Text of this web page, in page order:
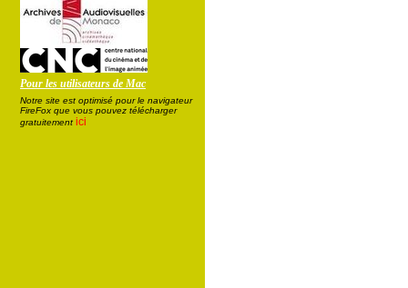
Pour les utilisateurs de Mac
Notre site est optimisé pour le navigateur
FireFox que vous pouvez télécharger
gratuitement ici